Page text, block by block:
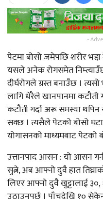
-
पेटमा बोसो जमेपछि शरीर भद्दा
यसले अनेक रोगसमेत
दीर्घरोगले ग्रस्त बनाउँछ ।
लागि धेरैले खानपानमा कटौती
कटौती गर्दा अरू समस्या
सक्छ । त्यसैले पेटको बोसो
योगासनको माध्यमबाट पेटको
उत्तानपाद आसन : यो आसन
सुत्ने, अब आफ्नो दुवै हात
लिएर आफ्नो दुवै खुट्टालाई ३०,